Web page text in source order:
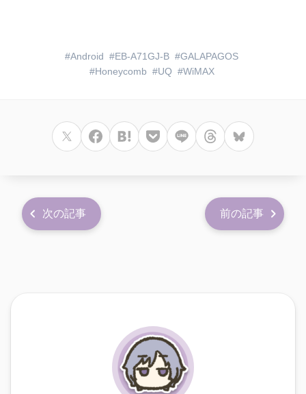
Android EB-A71GJ-B
GALAPAGOS
Honeycomb
UQ WiMAX
次の記事 前の記事